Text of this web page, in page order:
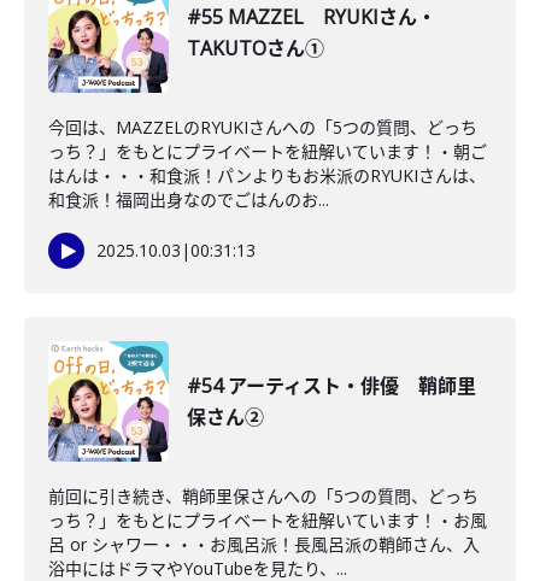
#55 MAZZEL RYUKIさん・
TAKUTOさん①
今回は、MAZZELのRYUKIさんへの「5つの質問、どっち
っち？」をもとにプライベートを紐解いています！・朝ご
はんは・・・和食派！パンよりもお米派のRYUKIさんは、
和食派！福岡出身なのでごはんのお...
2025.10.03 |00:31:13
#54 アーティスト・俳優 鞘師里
保さん②
前回に引き続き、鞘師里保さんへの「5つの質問、どっち
っち？」をもとにプライベートを紐解いています！・お風
呂 or シャワー・・・お風呂派！長風呂派の鞘師さん、入
浴中にはドラマやYouTubeを見たり、...